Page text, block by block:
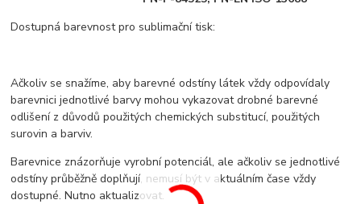
Dostupná barevnost pro sublimační tisk:
Ačkoliv se snažíme, aby barevné odstíny látek vždy odpovídaly
barevnici jednotlivé barvy mohou vykazovat drobné barevné
odlišení z důvodů použitých chemických substitucí, použitých
surovin a barviv.
Barevnice znázorňuje vyrobní potenciál, ale ačkoliv se jednotlivé
odstíny průběžně doplňují, nemusí být v aktuálním čase vždy
dostupné. Nutno aktualizovat.